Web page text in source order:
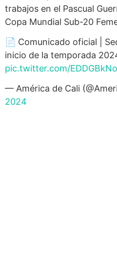
trabajos en el Pascual
Copa Mundial Sub-20
📄 Comunicado oficial |
inicio de la temporada
pic.twitter.com/
— América de Cali
2024